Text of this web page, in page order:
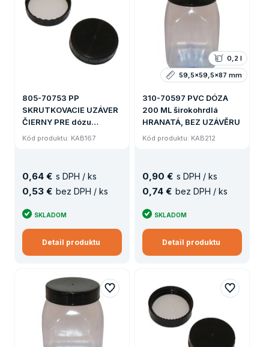
805-70753 PP
SKRUTKOVACIE UZÁVER
ČIERNY PRE dózu
ŠIROKOHRLOU 500 ML
Kód produktu: KAB167
0 64 € s DPH / ks
0 53 € bez DPH / ks
SKLADOM
Detail produktu
310-70597 PVC DÓZA
200 ML širokohrdlá
HRANATÁ, BEZ UZÁVĚRU
Kód produktu: KAB212
0,2 l
59,5x59,5x87 mm
0 90 € s DPH / ks
0 74 € bez DPH / ks
SKLADOM
Detail produktu